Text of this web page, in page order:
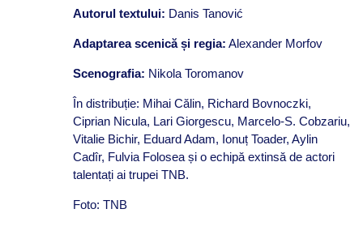
Autorul textului: Danis Tanović
Adaptarea scenică și regia: Alexander Morfov
Scenografia: Nikola Toromanov
În distribuție: Mihai Călin, Richard Bovnoczki,
Ciprian Nicula, Lari Giorgescu, Marcelo-S. Cobzariu,
Vitalie Bichir, Eduard Adam, Ionuț Toader, Aylin
Cadîr, Fulvia Folosea și o echipă extinsă de actori
talentați ai trupei TNB.
Foto: TNB